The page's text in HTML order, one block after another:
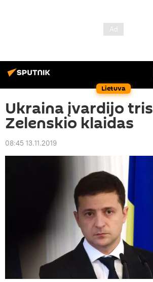
Lietuva
Ukraina įvardijo tris
Zelenskio klaidas
08:45 13.11.2019